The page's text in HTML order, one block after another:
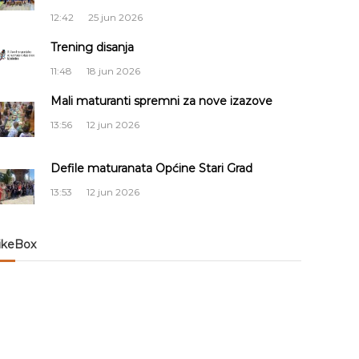
12:42 25 jun 2026
Trening disanja
11:48 18 jun 2026
Mali maturanti spremni za nove izazove
13:56 12 jun 2026
Defile maturanata Općine Stari Grad
13:53 12 jun 2026